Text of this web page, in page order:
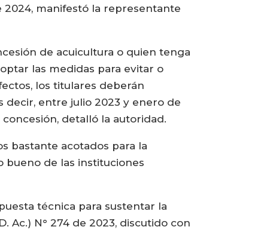
manifestó la representante
de acuicultura o quien tenga
las medidas para evitar o
los titulares deberán
decir, entre julio 2023 y enero de
detalló la autoridad.
bastante acotados para la
bueno de las instituciones
técnica para sustentar la
N° 274 de 2023, discutido con